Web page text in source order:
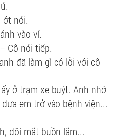
ớt nói.
vào ví.
Cô nói tiếp.
đã làm gì có lỗi với cô
ở trạm xe buýt. Anh nhớ
em trở vào bệnh viện...
đôi mắt buồn lắm... -